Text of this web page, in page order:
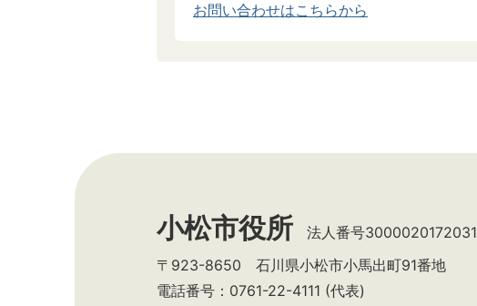
お問い合わせはこちらから
小松市役所
法人番号3000020172031
〒923-8650 石川県小松市小馬出町91番地
電話番号：0761-22-4111 (代表)